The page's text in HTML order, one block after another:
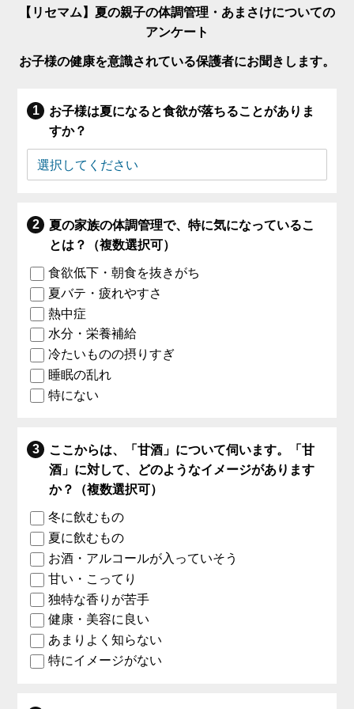
【リセマム】夏の親子の体調管理・あまさけについての
アンケート
お子様の健康を意識されている保護者にお聞きします。
お子様は夏になると食欲が落ちることがありま
すか？
夏の家族の体調管理で、特に気になっているこ
とは？（複数選択可）
食欲低下・朝食を抜きがち
夏バテ・疲れやすさ
熱中症
水分・栄養補給
冷たいものの摂りすぎ
睡眠の乱れ
特にない
ここからは、「甘酒」について伺います。「甘
酒」に対して、どのようなイメージがあります
か？（複数選択可）
冬に飲むもの
夏に飲むもの
お酒・アルコールが入っていそう
甘い・こってり
独特な香りが苦手
健康・美容に良い
あまりよく知らない
特にイメージがない